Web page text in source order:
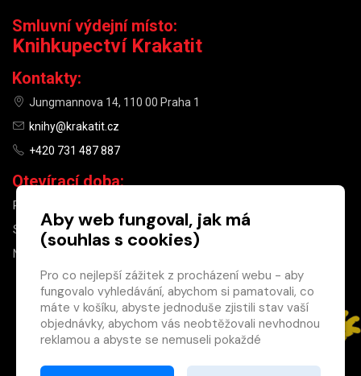
×
Máte u nás již
registrovaný
účet?
Smluvní výdejní místo:
Knihkupectví Krakatit
Kontakty:
Jungmannova 14, 110 00 Praha 1
knihy@krakatit.cz
+420 731 487 887
Otevírací doba:
PO–PÁ
SO
10:00–13:00
NE
Aby web fungoval, jak má
(souhlas s cookies)
Pro co nejlepší zážitek z procházení webu - aby
fungovalo vyhledávání, abychom si pamatovali, co
máte v košíku, abyste jednoduše zjistili stav vaší
objednávky, abychom vás neobtěžovali nevhodnou
reklamou a abyste se nemuseli pokaždé